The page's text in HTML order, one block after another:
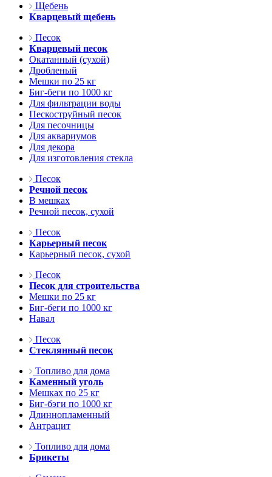
Щебень
Кварцевый щебень
Песок
Кварцевый песок
Окатанный (сухой)
Дробленый
Мешки по 25 кг
Биг-беги по 1000 кг
Для фильтрации воды
Пескоструйный песок
Для песочницы
Для аквариумов
Для декора
Для изготовления стекла
Песок
Речной песок
В мешках
Речной песок, сухой
Песок
Карьерный песок
Карьерный песок, сухой
Песок
Песок для строительства
Мешки по 25 кг
Биг-беги по 1000 кг
Навал
Песок
Стеклянный песок
Топливо для дома
Каменный уголь
Мешках по 25 кг
Биг-бэги по 1000 кг
Длиннопламенный
Антрацит
Топливо для дома
Брикеты